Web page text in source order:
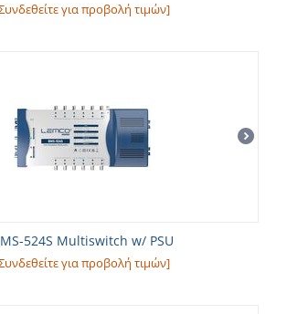
για προβολή τιμών]
524S Multiswitch w/ PSU
για προβολή τιμών]